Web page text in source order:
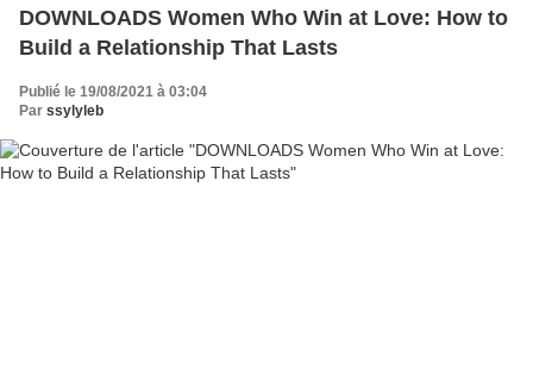
DOWNLOADS Women Who Win at Love: How to
Build a Relationship That Lasts
Publié le 19/08/2021 à 03:04
Par ssylyleb